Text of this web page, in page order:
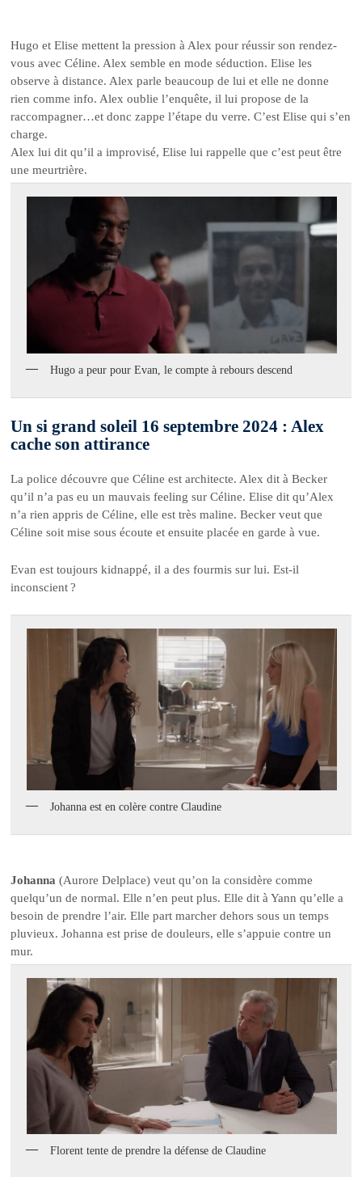
Hugo et Elise mettent la pression à Alex pour réussir son rendez-
vous avec Céline. Alex semble en mode séduction. Elise les
observe à distance. Alex parle beaucoup de lui et elle ne donne
rien comme info. Alex oublie l’enquête, il lui propose de la
raccompagner…et donc zappe l’étape du verre. C’est Elise qui s’en
charge.
Alex lui dit qu’il a improvisé, Elise lui rappelle que c’est peut être
une meurtrière.
Hugo a peur pour Evan, le compte à rebours descend
Un si grand soleil 16 septembre 2024 : Alex
cache son attirance
La police découvre que Céline est architecte. Alex dit à Becker
qu’il n’a pas eu un mauvais feeling sur Céline. Elise dit qu’Alex
n’a rien appris de Céline, elle est très maline. Becker veut que
Céline soit mise sous écoute et ensuite placée en garde à vue.
Evan est toujours kidnappé, il a des fourmis sur lui. Est-il
inconscient ?
Johanna est en colère contre Claudine
Johanna (Aurore Delplace) veut qu’on la considère comme
quelqu’un de normal. Elle n’en peut plus. Elle dit à Yann qu’elle a
besoin de prendre l’air. Elle part marcher dehors sous un temps
pluvieux. Johanna est prise de douleurs, elle s’appuie contre un
mur.
Florent tente de prendre la défense de Claudine